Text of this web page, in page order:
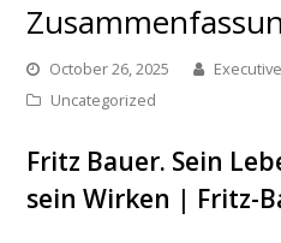
October 26, 2025
Uncategorized
Fritz Bauer. Sein
sein Wirken | Fritz-